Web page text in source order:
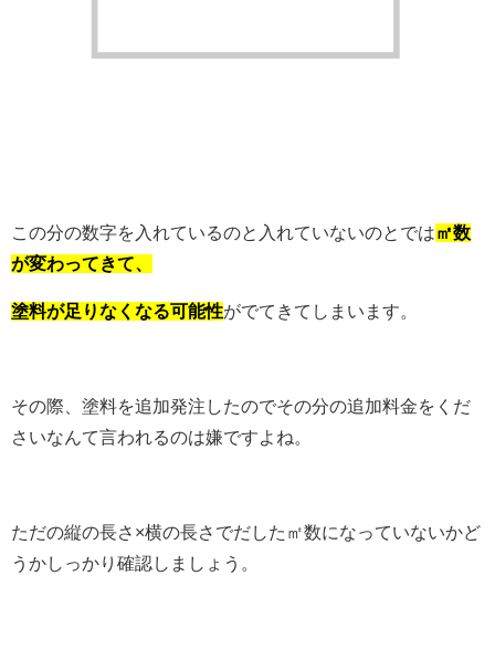
この分の数字を入れているのと入れていないのとでは㎡数
が変わってきて、
塗料が足りなくなる可能性がでてきてしまいます。
その際、塗料を追加発注したのでその分の追加料金をくだ
さいなんて言われるのは嫌ですよね。
ただの縦の長さ×横の長さでだした㎡数になっていないかど
うかしっかり確認しましょう。